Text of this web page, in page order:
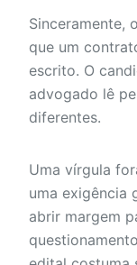
Sinceramente,
que um
escrito. O
advogado lê
diferentes.
Uma vírgula
uma exigência
abrir margem